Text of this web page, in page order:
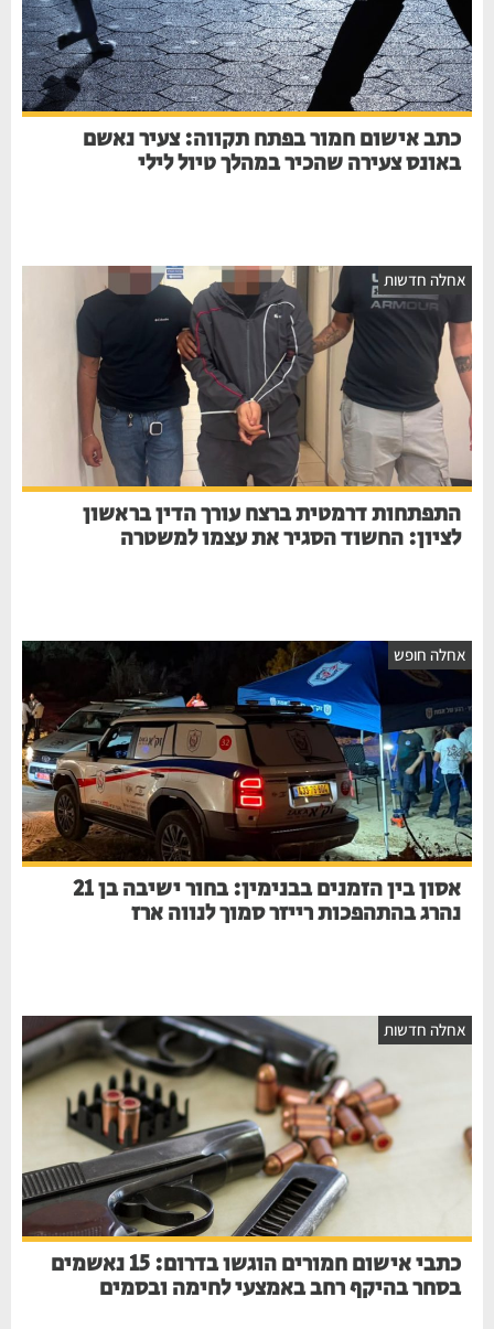
כתב אישום חמור בפתח תקווה: צעיר נאשם
באונס צעירה שהכיר במהלך טיול לילי
אחלה חדשות
התפתחות דרמטית ברצח עורך הדין בראשון
לציון: החשוד הסגיר את עצמו למשטרה
אחלה חופש
אסון בין הזמנים בבנימין: בחור ישיבה בן 21
נהרג בהתהפכות רייזר סמוך לנווה ארז
אחלה חדשות
כתבי אישום חמורים הוגשו בדרום: 15 נאשמים
בסחר בהיקף רחב באמצעי לחימה ובסמים